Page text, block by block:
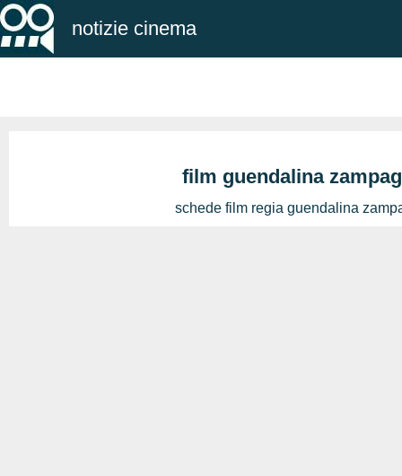
notizie cinema
film guendalina
schede film regia guendalina